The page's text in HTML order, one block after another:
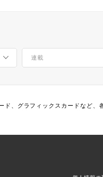
ド、グラフィックスカードなど、